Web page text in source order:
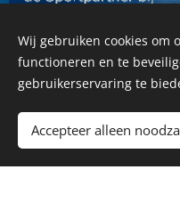
Wij gebruiken cookies om
functioneren en te
gebruikerservaring te
Accepteer alleen